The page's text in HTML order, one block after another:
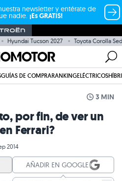
newsletter y entérate de
nadie. ¡Es GRATIS!
Hyundai Tucson 2027 Toyota Corolla
GUÍAS DE COMPRARANKINGELÉCTRICOS
3 MIN
por fin, de ver un
Ferrari?
2014
AÑADIR EN GOOGLE